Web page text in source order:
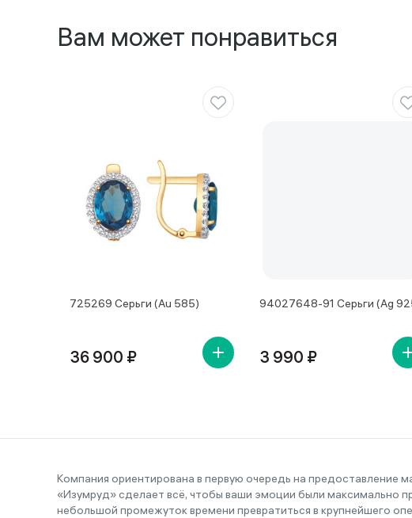
Вам может понравиться
725269 Серьги (Au 585)
36 900 ₽
94027648-91 Серьги (Ag
3 990 ₽
Компания ориентирована в первую очередь на
«Изумруд» сделает всё, чтобы ваши эмоции были максимально
небольшой промежуток времени превратиться в крупнейшего